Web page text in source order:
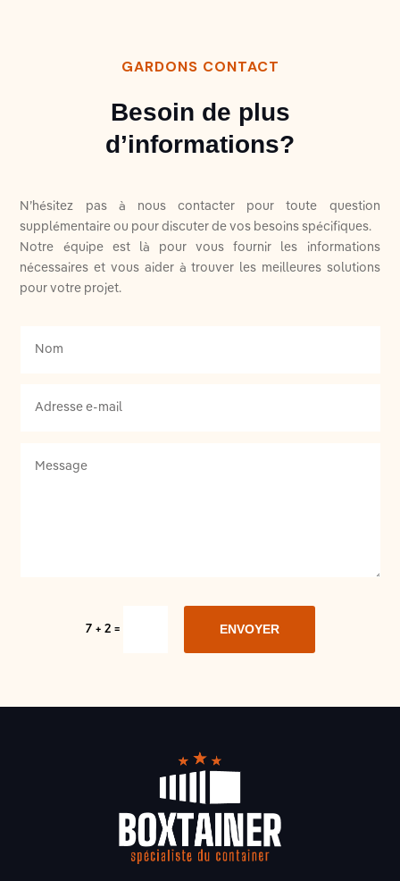
GARDONS CONTACT
Besoin de plus
d’informations?
N’hésitez pas à nous contacter pour toute question
supplémentaire ou pour discuter de vos besoins spécifiques.
Notre équipe est là pour vous fournir les informations
nécessaires et vous aider à trouver les meilleures solutions
pour votre projet.
7 + 2= ENVOYER